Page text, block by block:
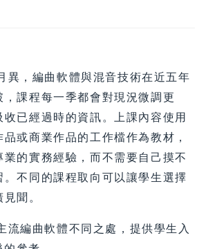
，編曲軟體與混音技術在近五年
，課程每一季都會對現況微調更
已經過時的資訊。上課內容使用
或商業作品的工作檔作為教材，
的實務經驗，而不需要自己摸不
。不同的課程取向可以讓學生選擇
聞。
編曲軟體不同之處，提供學生入